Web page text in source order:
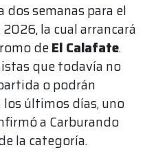
dos semanas para el
la cual arrancará
deEl Calafate.
que todavía no
o podrán
los últimos días, uno
a Carburando
la categoría.